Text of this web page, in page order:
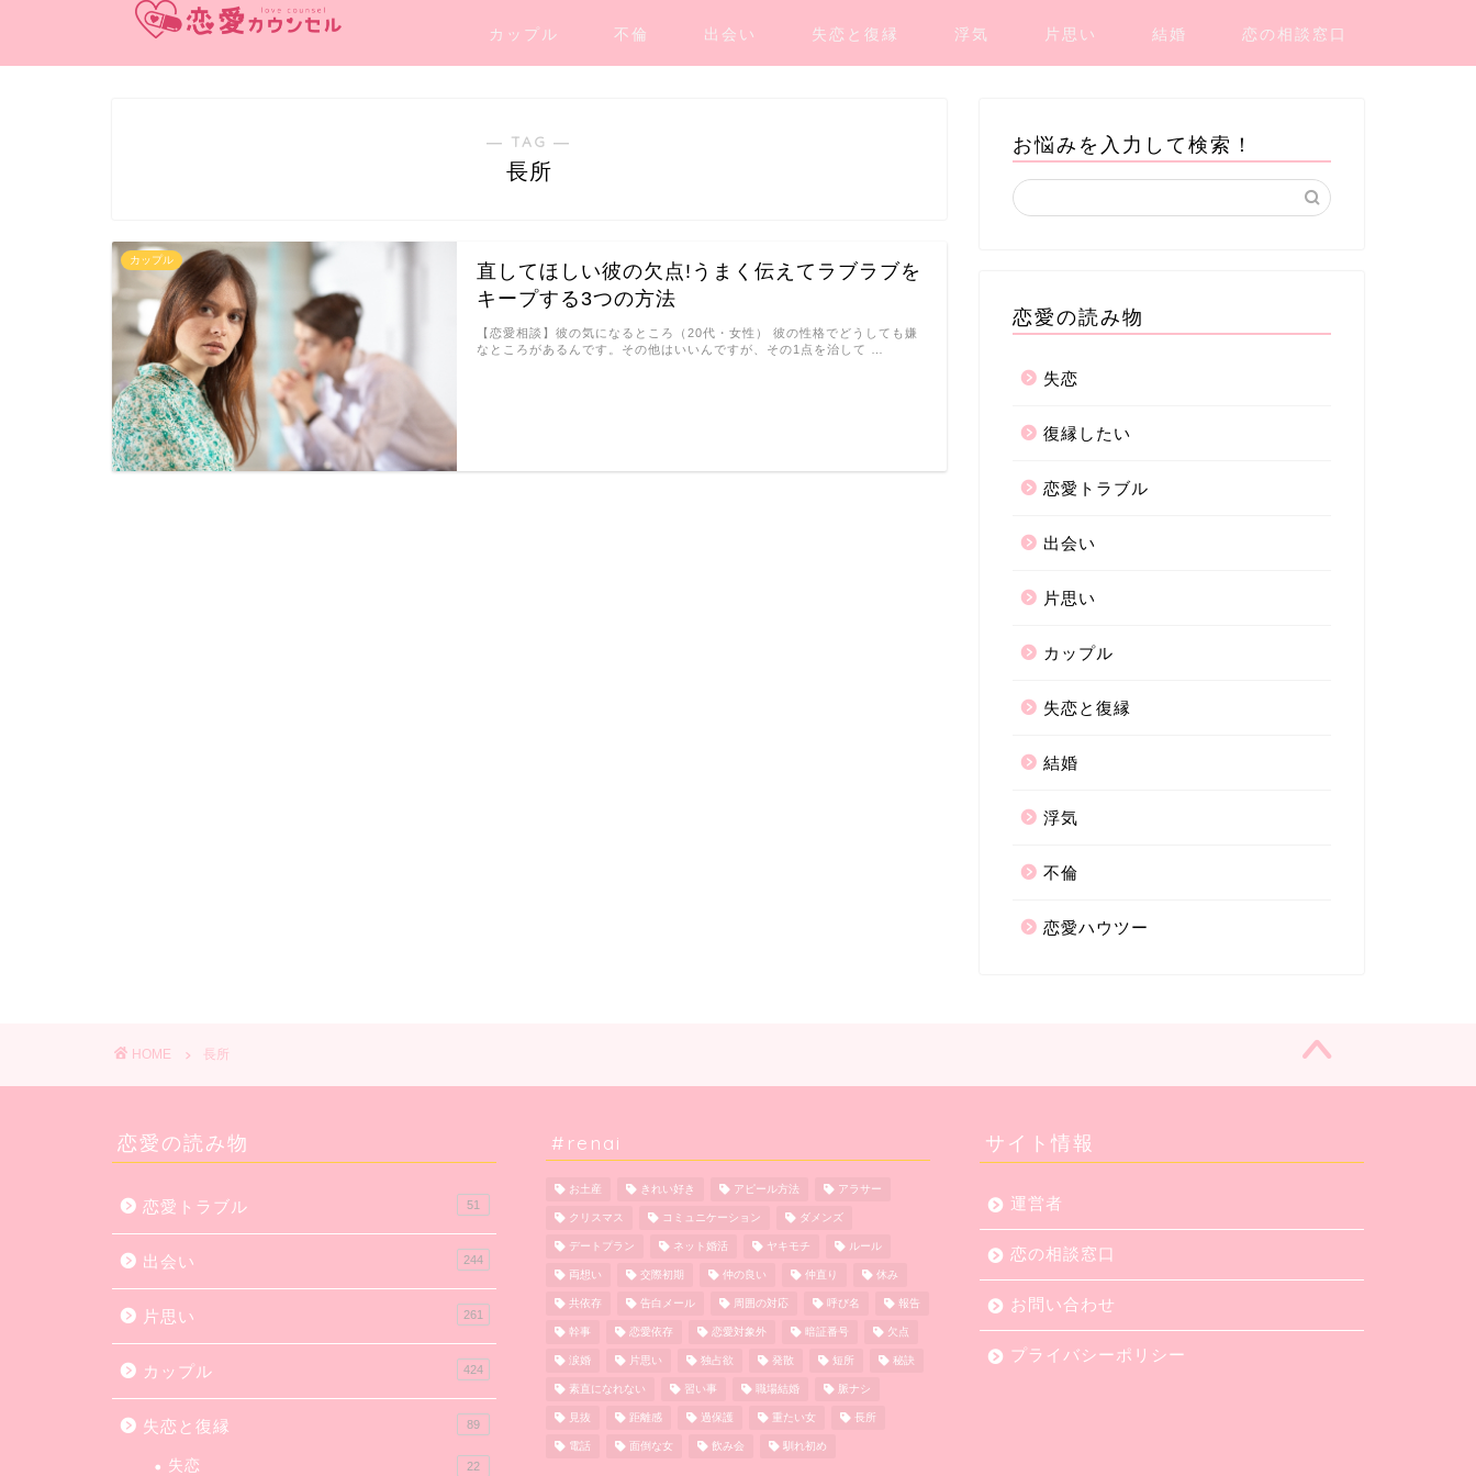
カップル 不倫 出会い 失恋と復縁 浮気 片思い 結婚 恋の相談窓口
― TAG ―
長所
カップル
直してほしい彼の欠点!うまく伝えてラブラブを
キープする3つの方法
【恋愛相談】彼の気になるところ（20代・女性） 彼の性格でどうしても嫌
なところがあるんです。その他はいいんですが、その1点を治して …
お悩みを入力して検索！
恋愛の読み物
失恋
復縁したい
恋愛トラブル
出会い
片思い
カップル
失恋と復縁
結婚
浮気
不倫
恋愛ハウツー
HOME 長所
恋愛の読み物
恋愛トラブル 51
出会い 244
片思い 261
カップル 424
失恋と復縁 89
失恋 22
#renai
お土産 きれい好き アピール方法 アラサー
クリスマス コミュニケーション ダメンズ
デートプラン ネット婚活 ヤキモチ ルール
両想い 交際初期 仲の良い 仲直り 休み
共依存 告白メール 周囲の対応 呼び名 報告
幹事 恋愛依存 恋愛対象外 暗証番号 欠点
涙婚 片思い 独占欲 発散 短所 秘訣
素直になれない 習い事 職場結婚 脈ナシ
見抜 距離感 過保護 重たい女 長所
電話 面倒な女 飲み会 馴れ初め
サイト情報
運営者
恋の相談窓口
お問い合わせ
プライバシーポリシー